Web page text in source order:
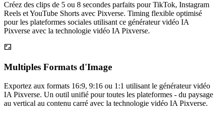
pour les plateformes sociales utilisant ce générateur vidéo IA
Pixverse avec la technologie vidéo IA Pixverse.
Multiples Formats d'Image
Exportez aux formats 16:9, 9:16 ou 1:1 utilisant le générateur vidéo
au vertical au contenu carré avec la technologie vidéo IA Pixverse.
Statistics